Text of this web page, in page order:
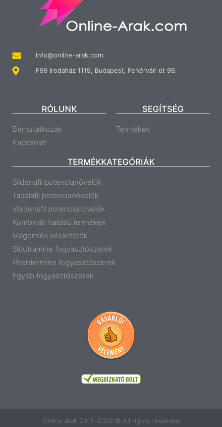
info@online-arak.com
F99 Irodaház 1119, Budapest, Fehérvári út 99.
RÓLUNK
Bemutatkozás
Kapcsolat
SEGÍTSÉG
Termékek
TERMÉKKATEGÓRIÁK
Sildenafil potencianövelők
Tadalafil potencianövelők
Vardenafil potencianövelők
Kombinált hatású termékek
Magömlés késleltetők
Sibutramine fogyasztószerek
Phentermine fogyasztószerek
Egyéb fogyasztószerek
Online arak 2014-2022 © All rights reserved